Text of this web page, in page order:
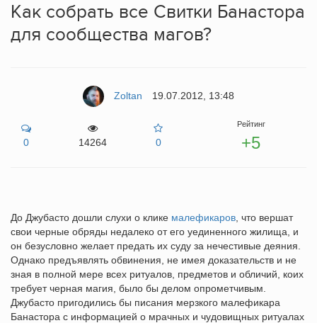
Как собрать все Свитки Банастора
для сообщества магов?
Zoltan 19.07.2012, 13:48
0 14264 0
Рейтинг
+5
До Джубасто дошли слухи о клике малефикаров , что вершат
свои черные обряды недалеко от его уединенного жилища, и
он безусловно желает предать их суду за нечестивые деяния.
Однако предъявлять обвинения, не имея доказательств и не
зная в полной мере всех ритуалов, предметов и обличий, коих
требует черная магия, было бы делом опрометчивым.
Джубасто пригодились бы писания мерзкого малефикара
Банастора с информацией о мрачных и чудовищных ритуалах